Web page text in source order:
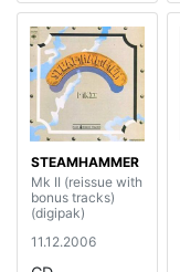
STEAMHAMMER
Mk II (reissue with
bonus tracks)
(digipak)
11.12.2006